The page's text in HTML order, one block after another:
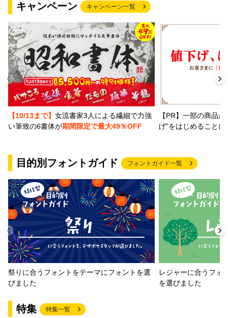
キャンペーン キャンペーン一覧
【10/13まで】 女流書家3人による繊細で力強
い筆致の6書体が期間限定で最大49％OFF
【PR】一部の商品
げ"をはじめること
目的別フォントガイド フォントガイド一覧
祭りに合うフォントをテーマにフォントを選
びました
レジャーに合うフォ
を選びました
特集 特集一覧